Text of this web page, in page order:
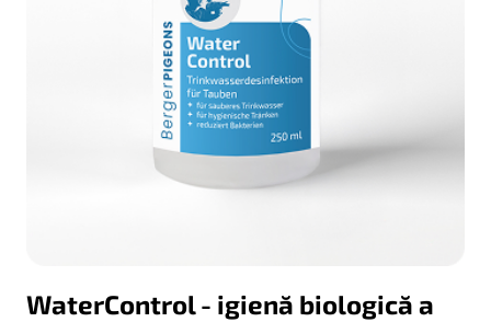
WaterControl - igienă biologică a